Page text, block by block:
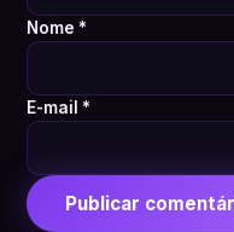
Nome *
E-mail *